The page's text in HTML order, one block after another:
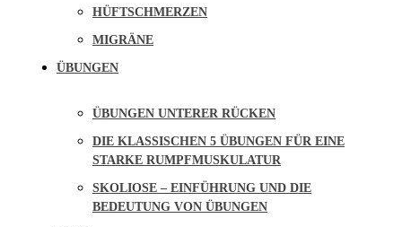
HÜFTSCHMERZEN
MIGRÄNE
ÜBUNGEN
ÜBUNGEN UNTERER RÜCKEN
DIE KLASSISCHEN 5 ÜBUNGEN FÜR EINE
STARKE RUMPFMUSKULATUR
SKOLIOSE – EINFÜHRUNG UND DIE
BEDEUTUNG VON ÜBUNGEN